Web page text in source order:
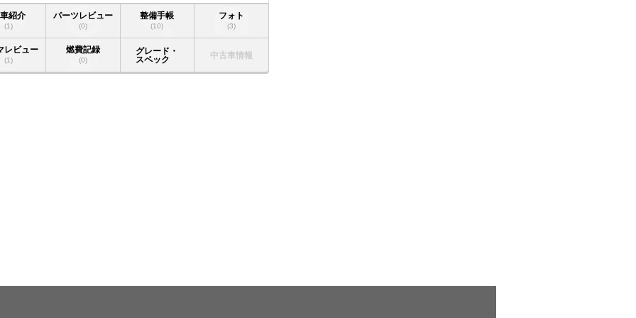
紹介
(1)
パーツレビュー
(0)
整備手帳
(10)
フォト
(3)
レビュー
(1)
燃費記録
(0)
グレード・
スペック
中古車情報